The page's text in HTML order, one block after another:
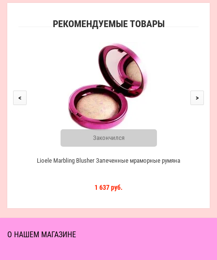
РЕКОМЕНДУЕМЫЕ ТОВАРЫ
Закончился
Lioele Marbling Blusher Запеченные мраморные румяна
1 637 руб.
< >
О НАШЕМ МАГАЗИНЕ